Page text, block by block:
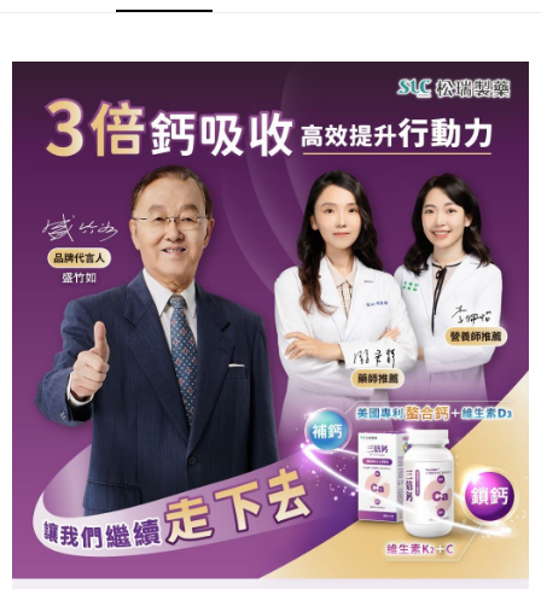
國泰世華商業銀行
匯豐（台灣）商業銀行
華泰商業銀行
遠東國際商業銀行
元大商業銀行
永豐商業銀行
玉山商業銀行
星展（台灣）商業銀行
台新國際商業銀行
中國信託商業銀行
台灣樂天信用卡公司
匯豐（台灣）商業銀行
聯邦商業銀行
遠東國際商業銀行
元大商業銀行
永豐商業銀行
星展（台灣）商業銀行
台新國際商業銀行
中國信託商業銀行
台灣樂天信用卡公司
悠遊付
Google Pay
大哥付你分期
相關說明
【大哥付你分期使用說明】
1.本服務由台灣大哥大提供，台灣大哥大用戶可立即使用無須另外申請。
2.付款方式選擇「大哥付你分期」，訂單成立後會自動跳轉到大哥付的交易
流程，驗證手機門號後，選擇欲分期的期數、繳款截止日，確認付款後即完
成交易。
3.實際核准額度、可分期數及費用金額請依後續交易確認頁面所載為準。
4.訂單成立30分鐘內，如未前往確認交易或遇審核未通過，訂單將自動取
消。如遇「轉專審核」未通過狀況，表示未達大哥付你分期系統評分，恕無
法說明評估內容。
【繳款方式說明】
1.分期款項不併入電信帳單，「大哥付你分期」於每月結算日後寄送繳費提
醒簡訊。
2.透過簡訊連結打開帳單後，可選擇「超商條碼／台灣大直營門市／銀行轉
AFTEE先享後付
相關說明
【關於「AFTEE先享後付」】
AFTEE先享後付是「在收到商品之後才付款」的支付方式。 讓您購物簡單
便利好安心！
１．簡單：不需註冊會員、不需綁卡、不需儲值。
２．便利：只要手機號碼，簡訊認證，即可結帳。
３．安心：先確認商品／服務後，再付款。
【「AFTEE先享後付」結帳流程】
１．於結帳方式選擇「AFTEE先享後付」後，將跳轉至「AFTEE先享後付」
結帳頁面，進行簡訊認證並確認金額後，即可完成結帳。
ATM付款
運送方式
付款後全家取貨
每筆NT$65，滿NT$499(含以上)免運費
付款後萊爾富取貨